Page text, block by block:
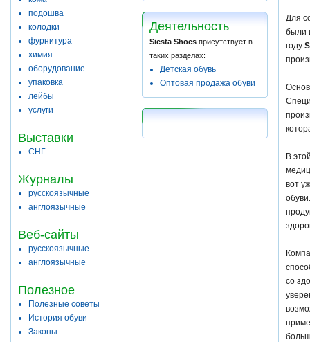
подошва
колодки
фурнитура
химия
оборудование
упаковка
лейбы
услуги
Выставки
СНГ
Журналы
русскоязычные
англоязычные
Веб-сайты
русскоязычные
англоязычные
Полезное
Полезные советы
История обуви
Законы
Деятельность
Siesta Shoes присутствует в
таких разделах:
Детская обувь
Оптовая продажа обуви
Для
были
году
В
вот
со